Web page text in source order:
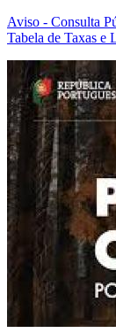
Aviso - Consulta
Tabela de Taxas e